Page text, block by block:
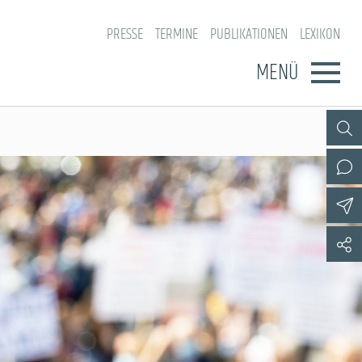
PRESSE TERMINE PUBLIKATIONEN LEXIKON
MENÜ